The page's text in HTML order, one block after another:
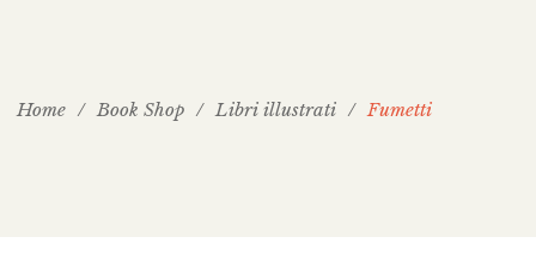
Home / Book Shop / Libri illustrati / Fumetti